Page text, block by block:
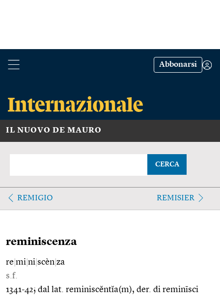
Abbonarsi
IL NUOVO DE MAURO
CERCA
REMIGIO REMISIER
reminiscenza
re mi ni scèn za
s.f.
1341-42; dal lat. reminiscĕntĭa(m), der. di reminīsci